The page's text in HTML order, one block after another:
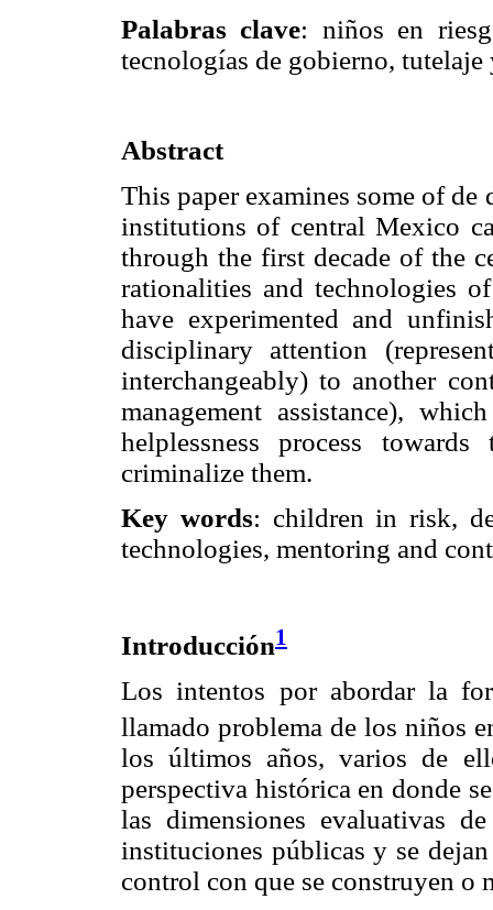
Palabras clave: niños en
tecnologías de gobierno,
Abstract
This paper examines some of
institutions of central Mexico
through the first decade of the
rationalities and technologies
have experimented and
disciplinary attention
interchangeably) to another
management assistance),
helplessness process
criminalize them.
Key words: children in risk,
technologies, mentoring and
Introducción1
Los intentos por abordar la
llamado problema de los niños
los últimos años, varios de
perspectiva histórica en donde
las dimensiones evaluativas
instituciones públicas y se
control con que se construyen o